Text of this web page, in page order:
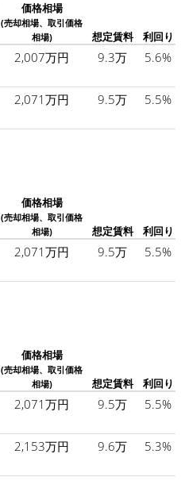
価格相場
(売却相場、取引価格
相場)
想定賃料 利回り
2,007万円 9.3万 5.6%
2,071万円 9.5万 5.5%
価格相場
(売却相場、取引価格
相場)
想定賃料 利回り
2,071万円 9.5万 5.5%
価格相場
(売却相場、取引価格
相場)
想定賃料 利回り
2,071万円 9.5万 5.5%
2,153万円 9.6万 5.3%